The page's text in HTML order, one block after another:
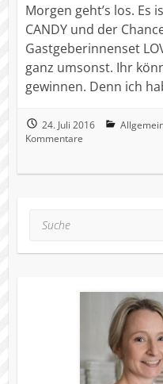
Morgen geht’s los. Es
CANDY und der
Gastgeberinnenset
ganz umsonst. Ihr
gewinnen. Denn ich
24. Juli 2016
Kommentare